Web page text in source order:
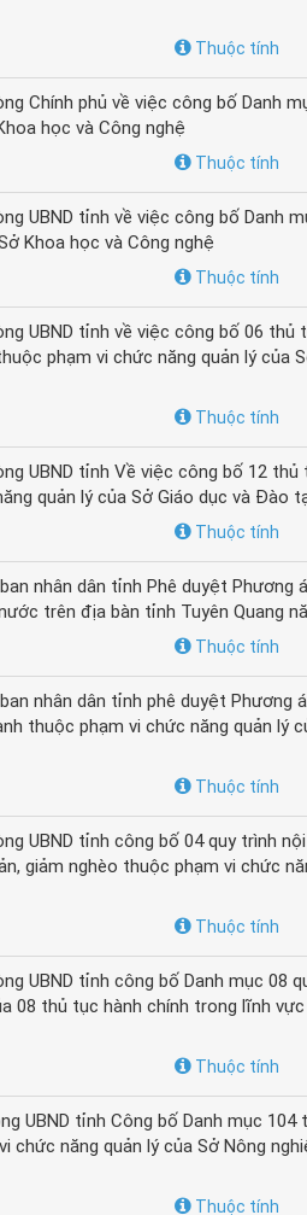
Thuộc tính
Chính phủ về việc công bố Danh
học và Công nghệ
Thuộc tính
UBND tỉnh về việc công bố Danh
Khoa học và Công nghệ
Thuộc tính
UBND tỉnh về việc công bố 06 thủ
phạm vi chức năng quản lý của
Thuộc tính
UBND tỉnh Về việc công bố 12
quản lý của Sở Giáo dục và Đào
Thuộc tính
nhân dân tỉnh Phê duyệt Phương
trên địa bàn tỉnh Tuyên Quang
Thuộc tính
nhân dân tỉnh phê duyệt Phương
thuộc phạm vi chức năng quản lý
Thuộc tính
UBND tỉnh công bố 04 quy trình
giảm nghèo thuộc phạm vi chức
Thuộc tính
UBND tỉnh công bố Danh mục 08
08 thủ tục hành chính trong lĩnh
Thuộc tính
UBND tỉnh Công bố Danh mục
năng quản lý của Sở Nông
Thuộc tính